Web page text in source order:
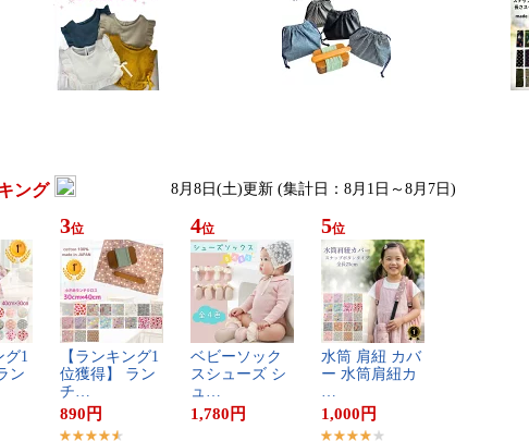
ング 8月8日(土)更新 (集計日：8月1日～8月7日)
グ​1​
ン​
3位
【​ラ​ン​キ​ン​グ​1​
位​獲​得​】​ ​ラ​ン​
チ​…
890 円
4位
ベ​ビ​ー​ソ​ッ​ク​
ス​シ​ュ​ー​ズ​ ​シ​
ュ​…
1,780 円
5位
水​筒​ ​肩​紐​ ​カ​バ​
ー​ ​水​筒​肩​紐​カ​
…
1,000 円